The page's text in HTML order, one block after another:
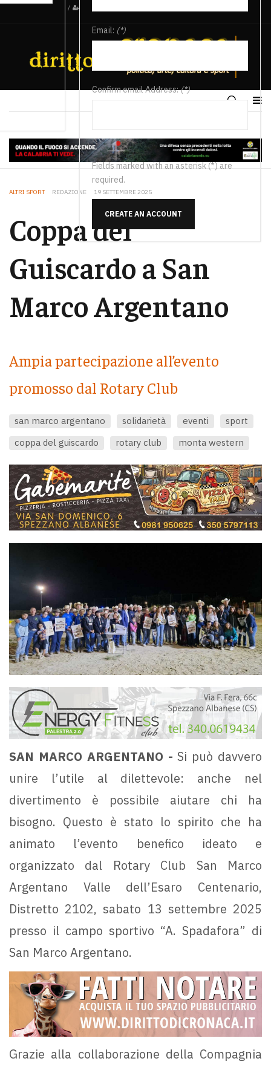
/
Email: (*)
Confirm email Address:(*)
Fields marked with an asterisk (*) are
required.
CREATE AN ACCOUNT
ALTRI SPORT REDAZIONE 19 SETTEMBRE 2025
Coppa del
Guiscardo a San
Marco Argentano
Ampia partecipazione all’evento
promosso dal Rotary Club
san marco argentano solidarietà eventi
sport
coppa del guiscardo
rotary club monta western
SAN MARCO ARGENTANO - Si può davvero
unire l’utile al dilettevole: anche nel
divertimento è possibile aiutare chi ha
bisogno. Questo è stato lo spirito che ha
animato l’evento benefico ideato e
organizzato dal Rotary Club San Marco
Argentano Valle dell’Esaro Centenario,
Distretto 2102, sabato 13 settembre 2025
presso il campo sportivo “A. Spadafora” di
San Marco Argentano.
Grazie alla collaborazione della Compagnia